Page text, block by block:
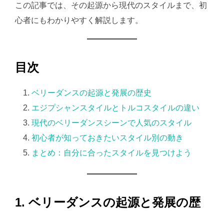
この記事では、その起源から現代のスタイルまで、初
心者にもわかりやすく解説します。
目次
ベリーダンスの起源と発展の歴史
エジプシャンスタイルとトルコスタイルの違い
現代のベリーダンスシーンで人気のスタイル
初心者が知っておきたいスタイル別の動き
まとめ：自分に合ったスタイルを見つけよう
1. ベリーダンスの起源と発展の歴